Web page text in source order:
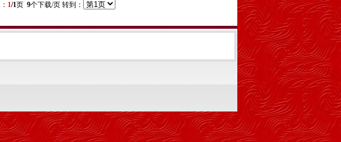
1/1页 9个下载/页 转到：